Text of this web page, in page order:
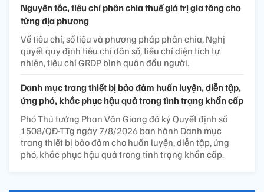
Nguyên tắc, tiêu chí phân chia thuế giá trị gia tăng cho
từng địa phương
Về tiêu chí, số liệu và phương pháp phân chia, Nghị
quyết quy định tiêu chí dân số, tiêu chí diện tích tự
nhiên, tiêu chí GRDP bình quân đầu người.
Danh mục trang thiết bị bảo đảm huấn luyện, diễn tập,
ứng phó, khắc phục hậu quả trong tình trạng khẩn cấp
Phó Thủ tướng Phan Văn Giang đã ký Quyết định số
1508/QĐ-TTg ngày 7/8/2026 ban hành Danh mục
trang thiết bị bảo đảm cho huấn luyện, diễn tập, ứng
phó, khắc phục hậu quả trong tình trạng khẩn cấp.